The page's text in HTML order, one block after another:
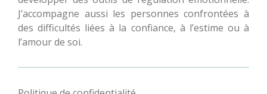
J’accompagne aussi les personnes confrontées à
des difficultés liées à la confiance, à l’estime ou à
l’amour de soi.